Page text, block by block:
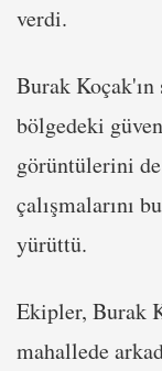
verdi.
Burak
bölgedeki
görüntülerini
çalışmalarını
yürüttü.
Ekipler, Burak
mahallede